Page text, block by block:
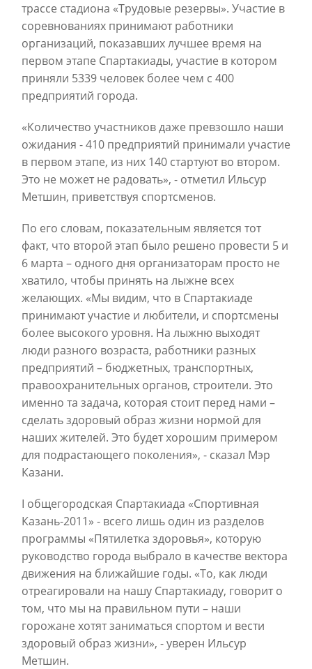
трассе стадиона «Трудовые резервы». Участие в
соревнованиях принимают работники
организаций, показавших лучшее время на
первом этапе Спартакиады, участие в котором
приняли 5339 человек более чем с 400
предприятий города.
«Количество участников даже превзошло наши
ожидания - 410 предприятий принимали участие
в первом этапе, из них 140 стартуют во втором.
Это не может не радовать», - отметил Ильсур
Метшин, приветствуя спортсменов.
По его словам, показательным является тот
факт, что второй этап было решено провести 5 и
6 марта – одного дня организаторам просто не
хватило, чтобы принять на лыжне всех
желающих. «Мы видим, что в Спартакиаде
принимают участие и любители, и спортсмены
более высокого уровня. На лыжню выходят
люди разного возраста, работники разных
предприятий – бюджетных, транспортных,
правоохранительных органов, строители. Это
именно та задача, которая стоит перед нами –
сделать здоровый образ жизни нормой для
наших жителей. Это будет хорошим примером
для подрастающего поколения», - сказал Мэр
Казани.
I общегородская Спартакиада «Спортивная
Казань-2011» - всего лишь один из разделов
программы «Пятилетка здоровья», которую
руководство города выбрало в качестве вектора
движения на ближайшие годы. «То, как люди
отреагировали на нашу Спартакиаду, говорит о
том, что мы на правильном пути – наши
горожане хотят заниматься спортом и вести
здоровый образ жизни», - уверен Ильсур
Метшин.